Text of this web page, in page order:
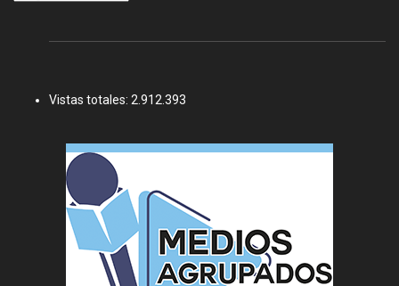
Vistas totales: 2.912.393